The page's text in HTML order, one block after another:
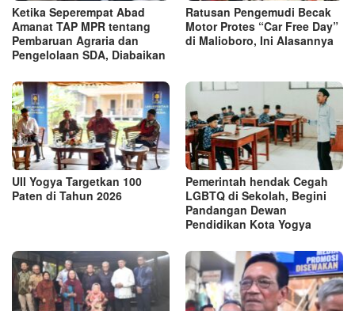
Ketika Seperempat Abad
Amanat TAP MPR tentang
Pembaruan Agraria dan
Pengelolaan SDA, Diabaikan
Ratusan Pengemudi Becak
Motor Protes “Car Free Day”
di Malioboro, Ini Alasannya
UII Yogya Targetkan 100
Paten di Tahun 2026
Pemerintah hendak Cegah
LGBTQ di Sekolah, Begini
Pandangan Dewan
Pendidikan Kota Yogya